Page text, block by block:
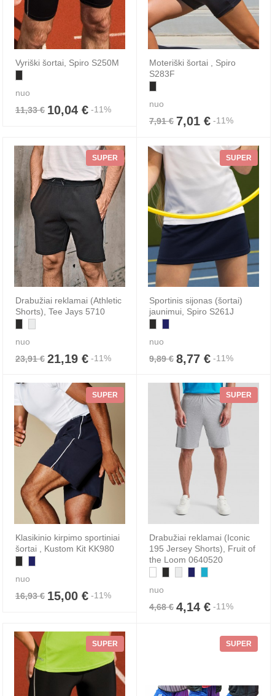
Vyriški šortai, Spiro S250M
nuo
11,33 € 10,04 € -11%
Moteriški šortai , Spiro
S283F
nuo
7,91 € 7,01 € -11%
SUPER
Drabužiai reklamai (Athletic
Shorts), Tee Jays 5710
nuo
23,91 € 21,19 € -11%
SUPER
Sportinis sijonas (šortai)
jaunimui, Spiro S261J
nuo
9,89 € 8,77 € -11%
SUPER
Klasikinio kirpimo sportiniai
šortai , Kustom Kit KK980
nuo
16,93 € 15,00 € -11%
SUPER
Drabužiai reklamai (Iconic
195 Jersey Shorts), Fruit of
the Loom 0640520
nuo
4,68 € 4,14 € -11%
SUPER SUPER